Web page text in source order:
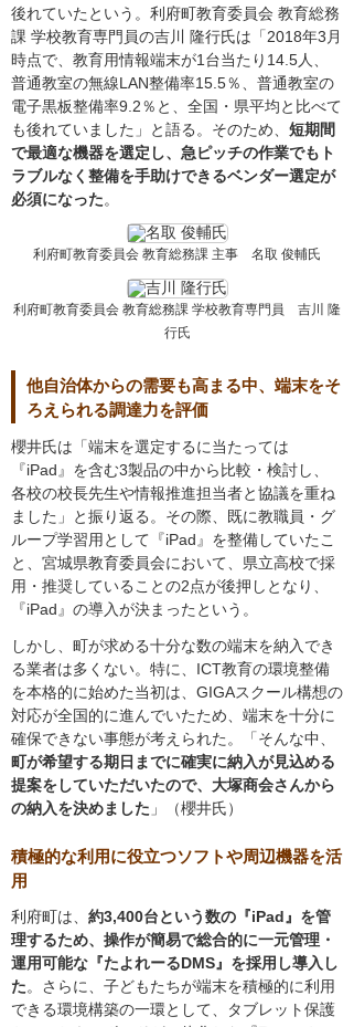
後れていたという。利府町教育委員会 教育総務
課 学校教育専門員の吉川 隆行氏は「2018年3月
時点で、教育用情報端末が1台当たり14.5人、
普通教室の無線LAN整備率15.5％、普通教室の
電子黒板整備率9.2％と、全国・県平均と比べて
も後れていました」と語る。そのため、 短期間
で最適な機器を選定し、急ピッチの作業でもト
ラブルなく整備を手助けできるベンダー選定が
必須になった。
利府町教育委員会 教育総務課 主事 名取 俊輔氏
利府町教育委員会 教育総務課 学校教育専門員 吉川 隆
行氏
他自治体からの需要も高まる中、端末をそ
ろえられる調達力を評価
櫻井氏は「端末を選定するに当たっては
『iPad』を含む3製品の中から比較・検討し、
各校の校長先生や情報推進担当者と協議を重ね
ました」と振り返る。その際、既に教職員・グ
ループ学習用として『iPad』を整備していたこ
と、宮城県教育委員会において、県立高校で採
用・推奨していることの2点が後押しとなり、
『iPad』の導入が決まったという。
しかし、町が求める十分な数の端末を納入でき
る業者は多くない。特に、ICT教育の環境整備
を本格的に始めた当初は、GIGAスクール構想の
対応が全国的に進んでいたため、端末を十分に
確保できない事態が考えられた。「そんな中、
町が希望する期日までに確実に納入が見込める
提案をしていただいたので、大塚商会さんから
の納入を決めました 」（櫻井氏）
積極的な利用に役立つソフトや周辺機器を活
用
利府町は、 約3,400台という数の『iPad』を管
理するため、操作が簡易で総合的に一元管理・
運用可能な『たよれーるDMS』を採用し導入し
た。さらに、子どもたちが端末を積極的に利用
できる環境構築の一環として、タブレット保護